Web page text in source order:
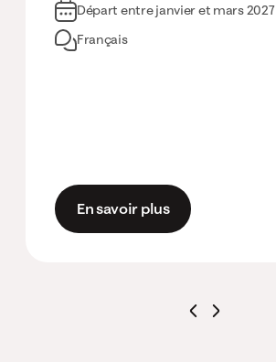
Départ entre janvier et mars 2027
Français
En savoir plus